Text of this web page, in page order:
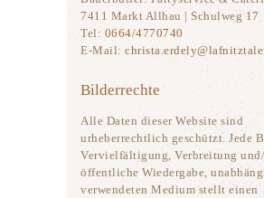
7411 Markt Allhau | Schulweg 17
Tel: 0664/4770740
E-Mail:
Bilderrechte
Alle Daten dieser Website sind
urheberrechtlich geschützt. Jede
Vervielfältigung, Verbreitung
öffentliche Wiedergabe,
verwendeten Medium stellt einen